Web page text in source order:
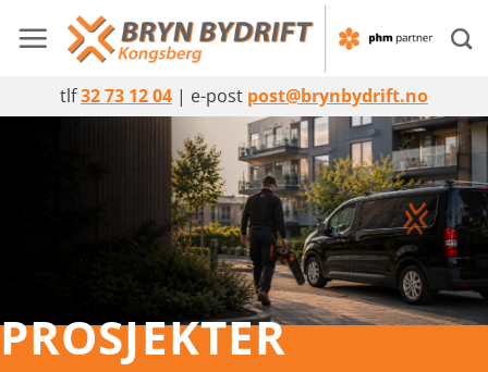
tlf32 73 12 04 | e-post post@brynbydrift.no
PROSJEKTER